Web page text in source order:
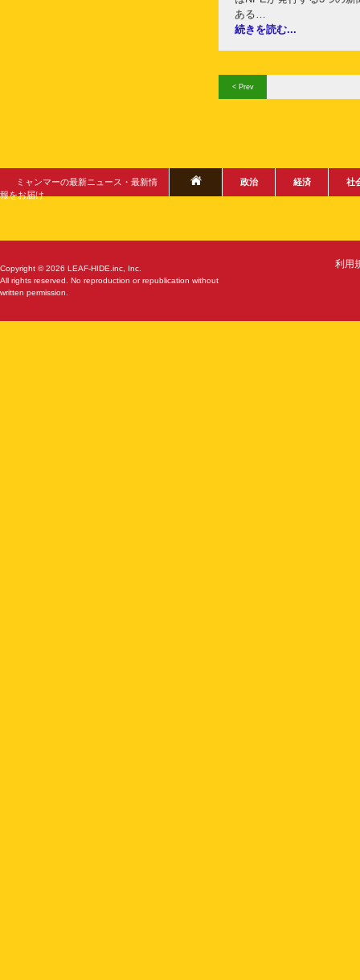
ある…
続きを読む...
< Prev
ミャンマーの最新ニュース・最新情
報をお届け
政治 経済 社
Copyright © 2026 LEAF-HIDE.inc, Inc.
All rights reserved. No reproduction or republication without
written permission.
利用